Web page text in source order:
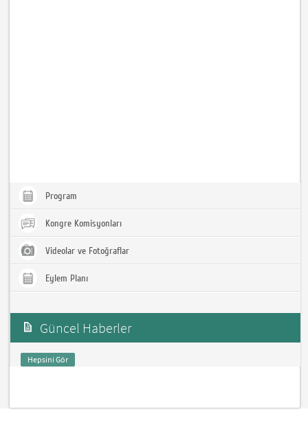
Program
Kongre Komisyonları
Videolar ve Fotoğraflar
Eylem Planı
Güncel Haberler
Hepsini Gör